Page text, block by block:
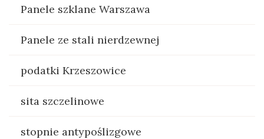
Panele szklane Warszawa
Panele ze stali nierdzewnej
podatki Krzeszowice
sita szczelinowe
stopnie antypoślizgowe